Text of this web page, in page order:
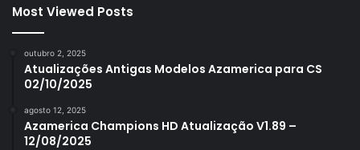
Most Viewed Posts
outubro 2, 2025
Atualizações Antigas Modelos Azamerica para CS
02/10/2025
agosto 12, 2025
Azamerica Champions HD Atualização V1.89 –
12/08/2025